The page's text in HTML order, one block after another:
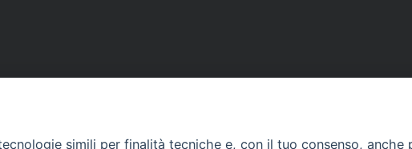
simili per finalità tecniche e, con il tuo consenso, anche